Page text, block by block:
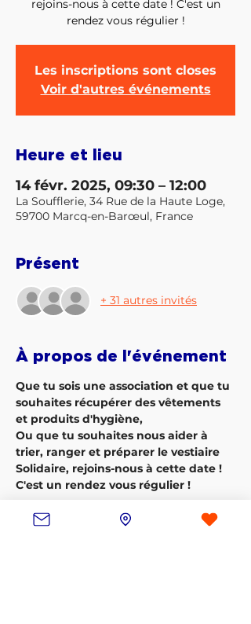
rejoins-nous à cette date ! C'est un
Les inscriptions sont closes
Voir d'autres événements
Heure et lieu
14 févr. 2025, 09:30 – 12:00
La Soufflerie, 34 Rue de la Haute Loge,
59700 Marcq-en-Barœul, France
Présent
+ 31 autres invités
À propos de l'événement
Que tu sois une association et que tu
souhaites récupérer des vêtements
et produits d'hygiène,
Ou que tu souhaites nous aider à
trier, ranger et préparer le vestiaire
Solidaire, rejoins-nous à cette date !
C'est un rendez vous régulier !
Inscription